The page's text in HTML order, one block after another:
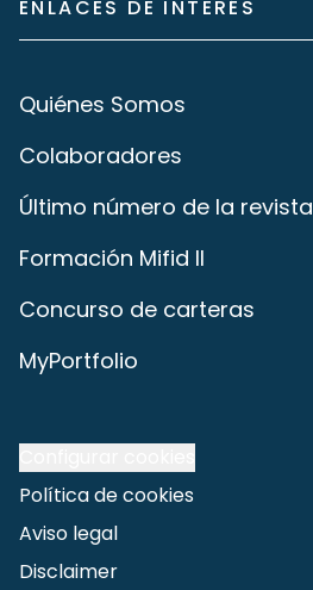
ENLACES DE INTERÉS
Quiénes Somos
Colaboradores
Último número de la revista
Formación Mifid II
Concurso de carteras
MyPortfolio
Política de cookies
Aviso legal
Disclaimer